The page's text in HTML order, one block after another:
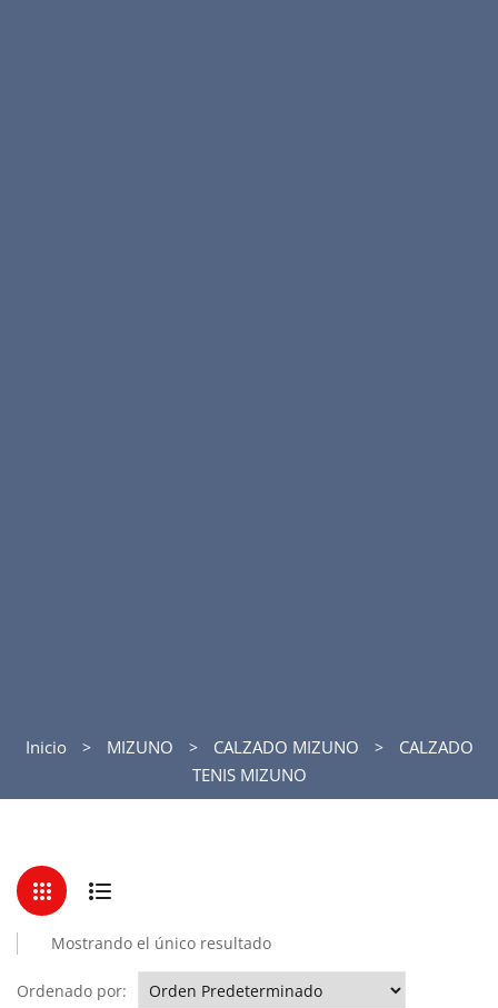
Inicio MIZUNO CALZADO MIZUNO
CALZADO
TENIS MIZUNO
Mostrando el único resultado
Ordenado por: